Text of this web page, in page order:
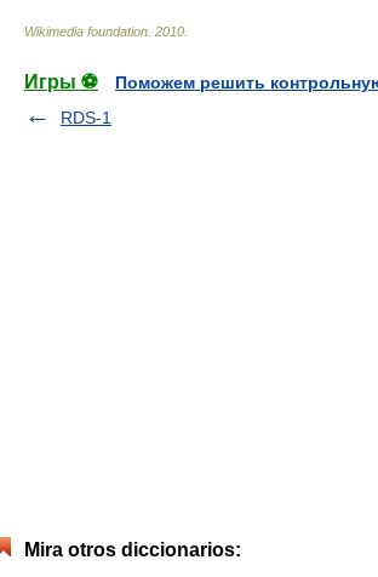
Wikimedia foundation 2010
Игры ⚽
Поможем решить
RDS-1
Mira otros diccionarios: